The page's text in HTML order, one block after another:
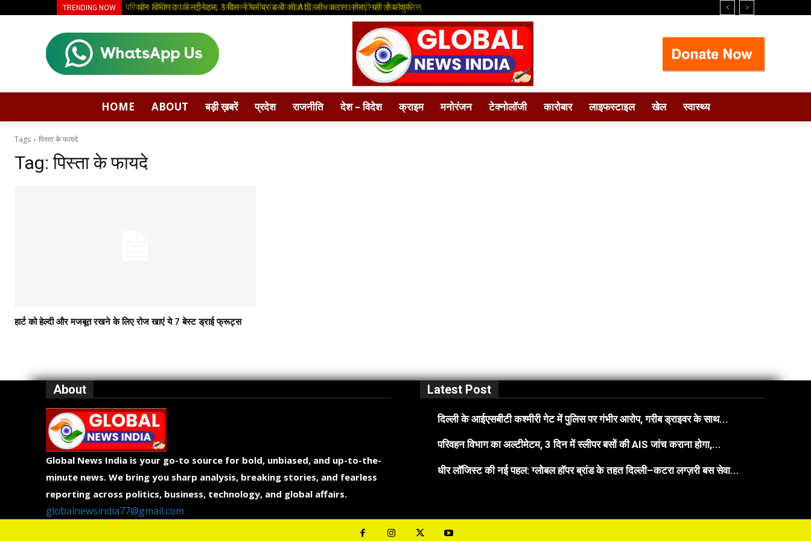
TRENDING NOW परिवहन विभाग का अल्टीमेटम, 3 दिन में स्लीपर बसों की AIS जांच कराना होगा, नहीं तो ब्लैकलिस्
धीर लॉजिस्ट की नई पहल: ग्लोबल हॉपर ब्रांड के तहत दिल्ली–कटरा लग्ज़री बस सेवा शुरू
HOME ABOUT बड़ी ख़बरें प्रदेश राजनीति देश – विदेश क्राइम मनोरंजन टेक्नोलॉजी कारोबार लाइफस्टाइल खेल स्वास्थ्य
Tags पिस्ता के फायदे
Tag:पिस्ता के फायदे
हार्ट को हेल्दी और मजबूत रखने के लिए रोज खाएं ये 7 बेस्ट ड्राई फ्रूट्स
About
Global News India is your go-to source for bold, unbiased, and up-to-the-
minute news. We bring you sharp analysis, breaking stories, and fearless
reporting across politics, business, technology, and global affairs.
globalnewsindia77@gmail.com
Latest Post
दिल्ली के आईएसबीटी कश्मीरी गेट में पुलिस पर गंभीर आरोप, गरीब ड्राइवर के साथ...
परिवहन विभाग का अल्टीमेटम, 3 दिन में स्लीपर बसों की AIS जांच कराना होगा,...
धीर लॉजिस्ट की नई पहल: ग्लोबल हॉपर ब्रांड के तहत दिल्ली–कटरा लग्ज़री बस सेवा...